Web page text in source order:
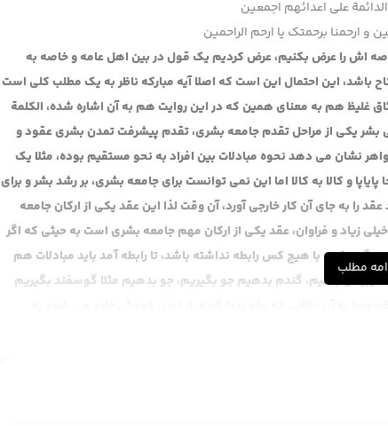
علی اعدائهم اجمعین
و ارحمنا برحمتک یا ارحم الراحمین
خلاصه اش را عرض بکنیم، عرض کردیم یک قول در بین اهل عامه و خاصه به
این احتمال این است که اصلا آیه مبارکه ناظر به یک مطلب کلی است
غلیظ هم به معنای همین که در این روایت هم به آن اشاره شده، الکلمة
بشر یکی از مراحل تقدم جامعه بشری، تقدم پیشرفت تمدن بشری عقود و
نشان می دهد نحوه مبادلات بین افراد به نحو مستقیم بوده، مثلا یک
و کالا به کالا اما این نمی توانست برای جامعه بشری، بر رشد بشر و برای
را به جای آن کار خارجی آورد، آن وقت لذا این عقد یکی از ارکان جامعه
زیاد و فراوان، عقد یکی از ارکان مهم جامعه بشری است به حیثی که اگر
بکند، با هیچ کس رابطه نداشته باشد، تا رابطه آمد باید مبادلات هم
فیزیکی بکنیم، گندم بدهیم جو بگیریم، جو بدهیم مثلا گوسفند بگیریم
بعدا می گویم می خواهم برگردم، این هم باز و لذا شاید این آیه
رشدش به میثاق غلیظ است، به عقد است، به انشای لفظی است و این
مطلب